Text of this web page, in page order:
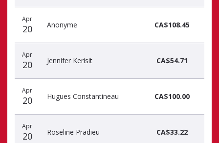
Apr
20 Anonyme CA$108.45
Apr
20 Jennifer Kerisit CA$54.71
Apr
20 Hugues Constantineau CA$100.00
Apr
20 Roseline Pradieu CA$33.22